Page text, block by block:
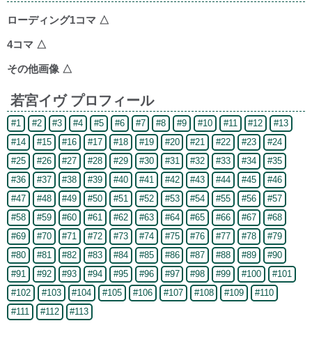
ローディング1コマ △
4コマ △
その他画像 △
若宮イヴ プロフィール
#1 #2 #3 #4 #5 #6 #7 #8 #9 #10 #11 #12
#13
#14
#15 #16 #17 #18 #19 #20 #21 #22 #23
#24
#25
#26 #27 #28 #29 #30 #31 #32 #33 #34
#35
#36
#37 #38 #39 #40 #41 #42 #43 #44 #45
#46
#47
#48 #49 #50 #51 #52 #53 #54 #55 #56
#57
#58
#59 #60 #61 #62 #63 #64 #65 #66 #67
#68
#69
#70 #71 #72 #73 #74 #75 #76 #77 #78
#79
#80
#81 #82 #83 #84 #85 #86 #87 #88 #89
#90
#91
#92 #93 #94 #95 #96 #97 #98 #99 #100
#101
#102
#103 #104 #105 #106 #107 #108 #109
#110
#111
#112 #113